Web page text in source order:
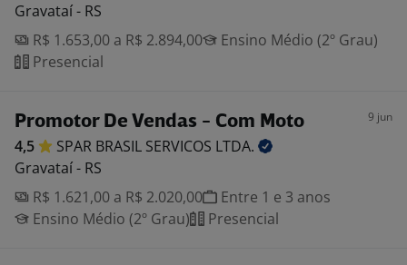
Gravataí - RS
R$ 1.653,00 a R$ 2.894,00
Ensino Médio (2º Grau)
Presencial
Promotor De Vendas - Com Moto 9 jun
4,5 SPAR BRASIL SERVICOS LTDA.
Gravataí - RS
R$ 1.621,00 a R$ 2.020,00
Entre 1 e 3 anos
Ensino Médio (2º Grau)
Presencial